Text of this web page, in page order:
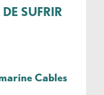
SUFRIR
Cables